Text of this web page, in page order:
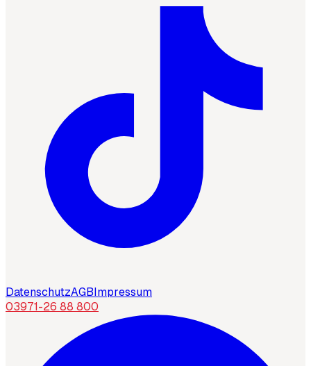
DatenschutzAGBImpressum
03971-26 88 800